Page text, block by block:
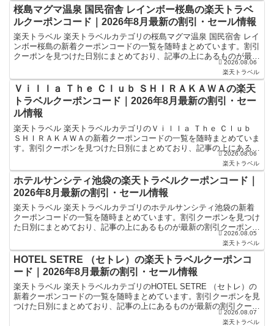
桜島マグマ温泉 国民宿舎 レインボー桜島の楽天トラベ
ルクーポンコード｜2026年8月最新の割引・セール情報
楽天トラベル 楽天トラベルカテゴリの桜島マグマ温泉 国民宿舎 レイ
ンボー桜島の新着クーポンコードの一覧を随時まとめています。割引
クーポンを見つけた日別にまとめており、記事の上にあるものが最新
の割引クーポンになります。ホテル・旅館宿泊の予約な... 2026.08.06
楽天トラベル
Ｖｉｌｌａ Ｔｈｅ Ｃｌｕｂ ＳＨＩＲＡＫＡＷＡの楽天
トラベルクーポンコード｜2026年8月最新の割引・セー
ル情報
楽天トラベル 楽天トラベルカテゴリのＶｉｌｌａ Ｔｈｅ Ｃｌｕｂ
ＳＨＩＲＡＫＡＷＡの新着クーポンコードの一覧を随時まとめていま
す。割引クーポンを見つけた日別にまとめており、記事の上にあるも
のが最新の割引クーポンになります。ホテル・旅館宿泊... 2026.08.06
楽天トラベル
ホテルサンシティ池袋の楽天トラベルクーポンコード｜
2026年8月最新の割引・セール情報
楽天トラベル 楽天トラベルカテゴリのホテルサンシティ池袋の新着
クーポンコードの一覧を随時まとめています。割引クーポンを見つけ
た日別にまとめており、記事の上にあるものが最新の割引クーポンに
なります。ホテル・旅館宿泊の予約などで使えるクーポンや...2026.08.05
楽天トラベル
HOTEL SETRE （セトレ）の楽天トラベルクーポンコ
ード｜2026年8月最新の割引・セール情報
楽天トラベル 楽天トラベルカテゴリのHOTEL SETRE （セトレ）の
新着クーポンコードの一覧を随時まとめています。割引クーポンを見
つけた日別にまとめており、記事の上にあるものが最新の割引クーポ
2026.08.07
楽天トラベル